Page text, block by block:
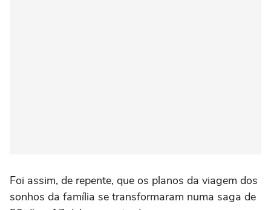
Foi assim, de repente, que os planos da viagem dos
sonhos da família se transformaram numa saga de